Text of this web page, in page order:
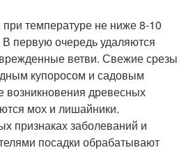
температуре не ниже 8-10
первую очередь удаляются
ветви. Свежие срезы
купоросом и садовым
возникновения древесных
мох и лишайники.
признаках заболеваний и
посадки обрабатывают